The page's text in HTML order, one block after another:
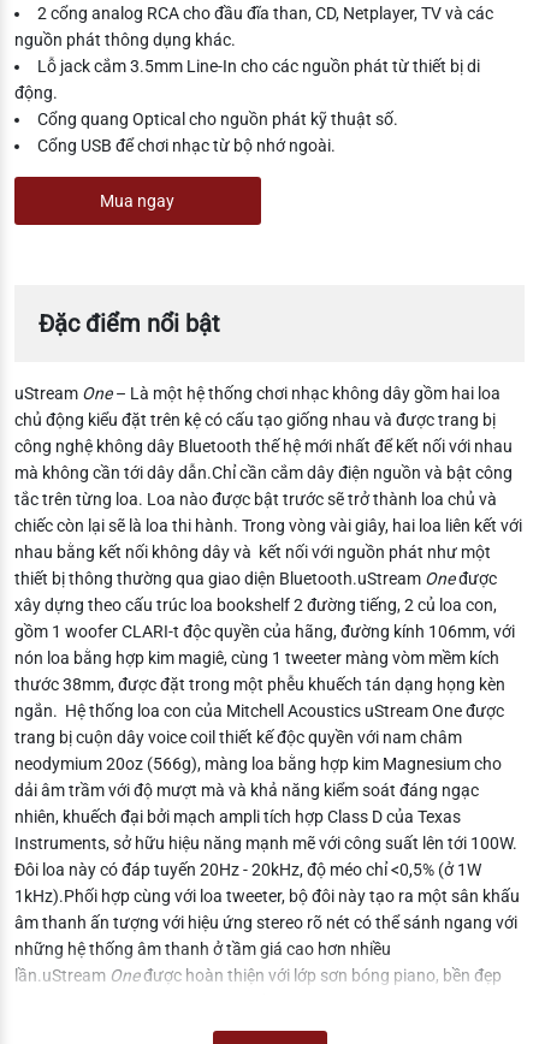
2 cổng analog RCA cho đầu đĩa than, CD, Netplayer, TV và các
nguồn phát thông dụng khác.
Lỗ jack cắm 3.5mm Line-In cho các nguồn phát từ thiết bị di
động.
Cổng quang Optical cho nguồn phát kỹ thuật số.
Cổng USB để chơi nhạc từ bộ nhớ ngoài.
Mua ngay
Đặc điểm nổi bật
uStream One– Là một hệ thống chơi nhạc không dây gồm hai loa
chủ động kiểu đặt trên kệ có cấu tạo giống nhau và được trang bị
công nghệ không dây Bluetooth thế hệ mới nhất để kết nối với nhau
mà không cần tới dây dẫn.Chỉ cần cắm dây điện nguồn và bật công
tắc trên từng loa. Loa nào được bật trước sẽ trở thành loa chủ và
chiếc còn lại sẽ là loa thi hành. Trong vòng vài giây, hai loa liên kết với
nhau bằng kết nối không dây và kết nối với nguồn phát như một
thiết bị thông thường qua giao diện Bluetooth.uStream Oneđược
xây dựng theo cấu trúc loa bookshelf 2 đường tiếng, 2 củ loa con,
gồm 1 woofer CLARI-t độc quyền của hãng, đường kính 106mm, với
nón loa bằng hợp kim magiê, cùng 1 tweeter màng vòm mềm kích
thước 38mm, được đặt trong một phễu khuếch tán dạng họng kèn
ngắn. Hệ thống loa con của Mitchell Acoustics uStream One được
trang bị cuộn dây voice coil thiết kế độc quyền với nam châm
neodymium 20oz (566g), màng loa bằng hợp kim Magnesium cho
dải âm trầm với độ mượt mà và khả năng kiểm soát đáng ngạc
nhiên, khuếch đại bởi mạch ampli tích hợp Class D của Texas
Instruments, sở hữu hiệu năng mạnh mẽ với công suất lên tới 100W.
Đôi loa này có đáp tuyến 20Hz - 20kHz, độ méo chỉ <0,5% (ở 1W
1kHz).Phối hợp cùng với loa tweeter, bộ đôi này tạo ra một sân khấu
âm thanh ấn tượng với hiệu ứng stereo rõ nét có thể sánh ngang với
những hệ thống âm thanh ở tầm giá cao hơn nhiều
lần.uStream Oneđược hoàn thiện với lớp sơn bóng piano, bền đẹp